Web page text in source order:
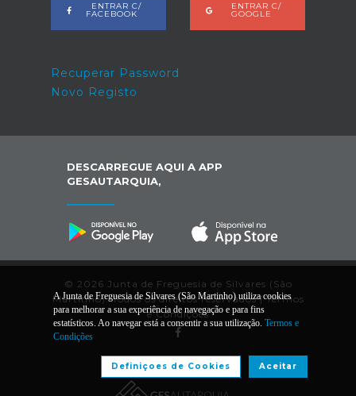
ENTRAR C/
FACEBOOK
ENTRAR C/
GOOGLE
Recuperar Password
Novo Registo
DESCARREGUE AQUI A APP
GESAUTARQUIA,
© 2026 Junta de Freguesia de Silvares (São
Martinho). Todos os direitos reservados |Termos
e Condições
Desenvolvido por:
A Junta de Freguesia de Silvares (São Martinho) utiliza cookies
para melhorar a sua experiência de navegação e para fins
estatísticos. Ao navegar está a consentir a sua utilização. Termos e
Condições
Aceitar
Definiçoes de Cookies